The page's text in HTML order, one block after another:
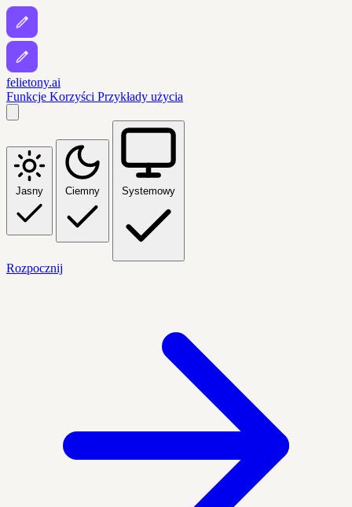
felietony.ai
Funkcje Korzyści Przykłady użycia
Jasny Ciemny Systemowy
Rozpocznij